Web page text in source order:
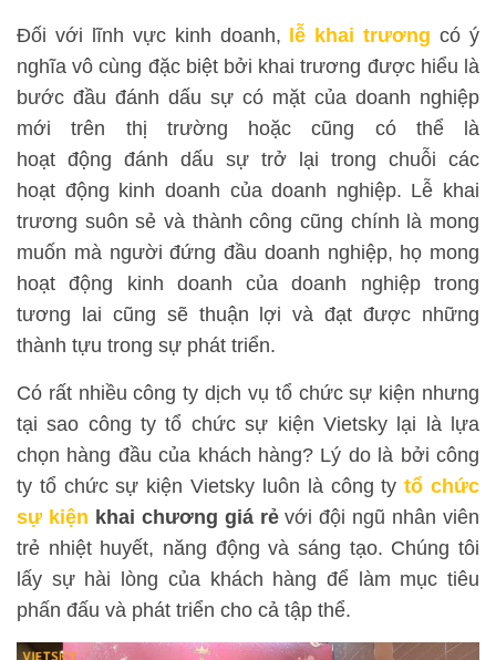
Đối với lĩnh vực kinh doanh, lễ khai trương có ý
nghĩa vô cùng đặc biệt bởi khai trương được hiểu là
bước đầu đánh dấu sự có mặt của doanh nghiệp
mới trên thị trường hoặc cũng có thể là
hoạt động đánh dấu sự trở lại trong chuỗi các
hoạt động kinh doanh của doanh nghiệp. Lễ khai
trương suôn sẻ và thành công cũng chính là mong
muốn mà người đứng đầu doanh nghiệp, họ mong
hoạt động kinh doanh của doanh nghiệp trong
tương lai cũng sẽ thuận lợi và đạt được những
thành tựu trong sự phát triển.
Có rất nhiều công ty dịch vụ tổ chức sự kiện nhưng
tại sao công ty tổ chức sự kiện Vietsky lại là lựa
chọn hàng đầu của khách hàng? Lý do là bởi công
ty tổ chức sự kiện Vietsky luôn là công tytổ chức
sự kiện khai chương giá rẻvới đội ngũ nhân viên
trẻ nhiệt huyết, năng động và sáng tạo. Chúng tôi
lấy sự hài lòng của khách hàng để làm mục tiêu
phấn đấu và phát triển cho cả tập thể.